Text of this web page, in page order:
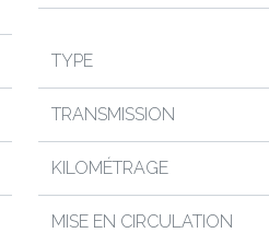
TYPE
TRANSMISSION
KILOMÉTRAGE
MISE EN CIRCULATION